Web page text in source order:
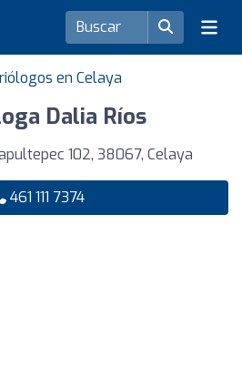
en Celaya
Dalia Ríos
102, 38067, Celaya
461 111 7374